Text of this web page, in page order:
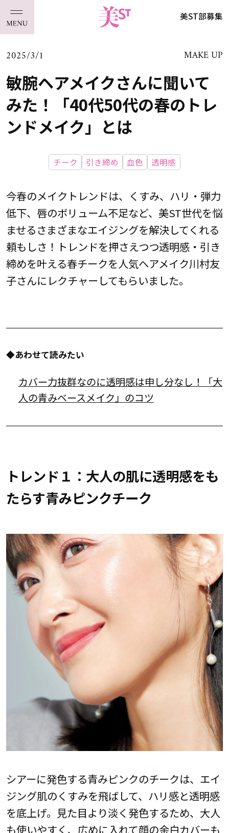
美ST部募集
2025/3/1 MAKE UP
敏腕ヘアメイクさんに聞いて
みた！「40代50代の春のトレ
ンドメイク」とは
チーク 引き締め 血色 透明感
今春のメイクトレンドは、くすみ、ハリ・弾力
低下、唇のボリューム不足など、美ST世代を悩
ませるさまざまなエイジングを解決してくれる
頼もしさ！トレンドを押さえつつ透明感・引き
締めを叶える春チークを人気ヘアメイク川村友
子さんにレクチャーしてもらいました。
◆あわせて読みたい
カバー力抜群なのに透明感は申し分なし！「大
人の青みベースメイク」のコツ
トレンド１：大人の肌に透明感をも
たらす青みピンクチーク
シアーに発色する青みピンクのチークは、エイ
ジング肌のくすみを飛ばして、ハリ感と透明感
を底上げ。見た目より淡く発色するため、大人
も使いやすく、広めに入れて顔の余白カバーも